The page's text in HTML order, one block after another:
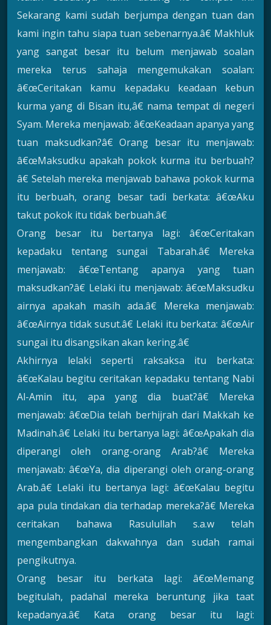
Sekarang kami sudah berjumpa dengan tuan dan
kami ingin tahu siapa tuan sebenarnya.â€ Makhluk
yang sangat besar itu belum menjawab soalan
mereka terus sahaja mengemukakan soalan:
â€œCeritakan kamu kepadaku keadaan kebun
kurma yang di Bisan itu,â€ nama tempat di negeri
Syam. Mereka menjawab: â€œKeadaan apanya yang
tuan maksudkan?â€ Orang besar itu menjawab:
â€œMaksudku apakah pokok kurma itu berbuah?
â€ Setelah mereka menjawab bahawa pokok kurma
itu berbuah, orang besar tadi berkata: â€œAku
takut pokok itu tidak berbuah.â€
Orang besar itu bertanya lagi: â€œCeritakan
kepadaku tentang sungai Tabarah.â€ Mereka
menjawab: â€œTentang apanya yang tuan
maksudkan?â€ Lelaki itu menjawab: â€œMaksudku
airnya apakah masih ada.â€ Mereka menjawab:
â€œAirnya tidak susut.â€ Lelaki itu berkata: â€œAir
sungai itu disangsikan akan kering.â€
Akhirnya lelaki seperti raksaksa itu berkata:
â€œKalau begitu ceritakan kepadaku tentang Nabi
Al-Amin itu, apa yang dia buat?â€ Mereka
menjawab: â€œDia telah berhijrah dari Makkah ke
Madinah.â€ Lelaki itu bertanya lagi: â€œApakah dia
diperangi oleh orang-orang Arab?â€ Mereka
menjawab: â€œYa, dia diperangi oleh orang-orang
Arab.â€ Lelaki itu bertanya lagi: â€œKalau begitu
apa pula tindakan dia terhadap mereka?â€ Mereka
ceritakan bahawa Rasulullah s.a.w telah
mengembangkan dakwahnya dan sudah ramai
pengikutnya.
Orang besar itu berkata lagi: â€œMemang
begitulah, padahal mereka beruntung jika taat
kepadanya.â€ Kata orang besar itu lagi: